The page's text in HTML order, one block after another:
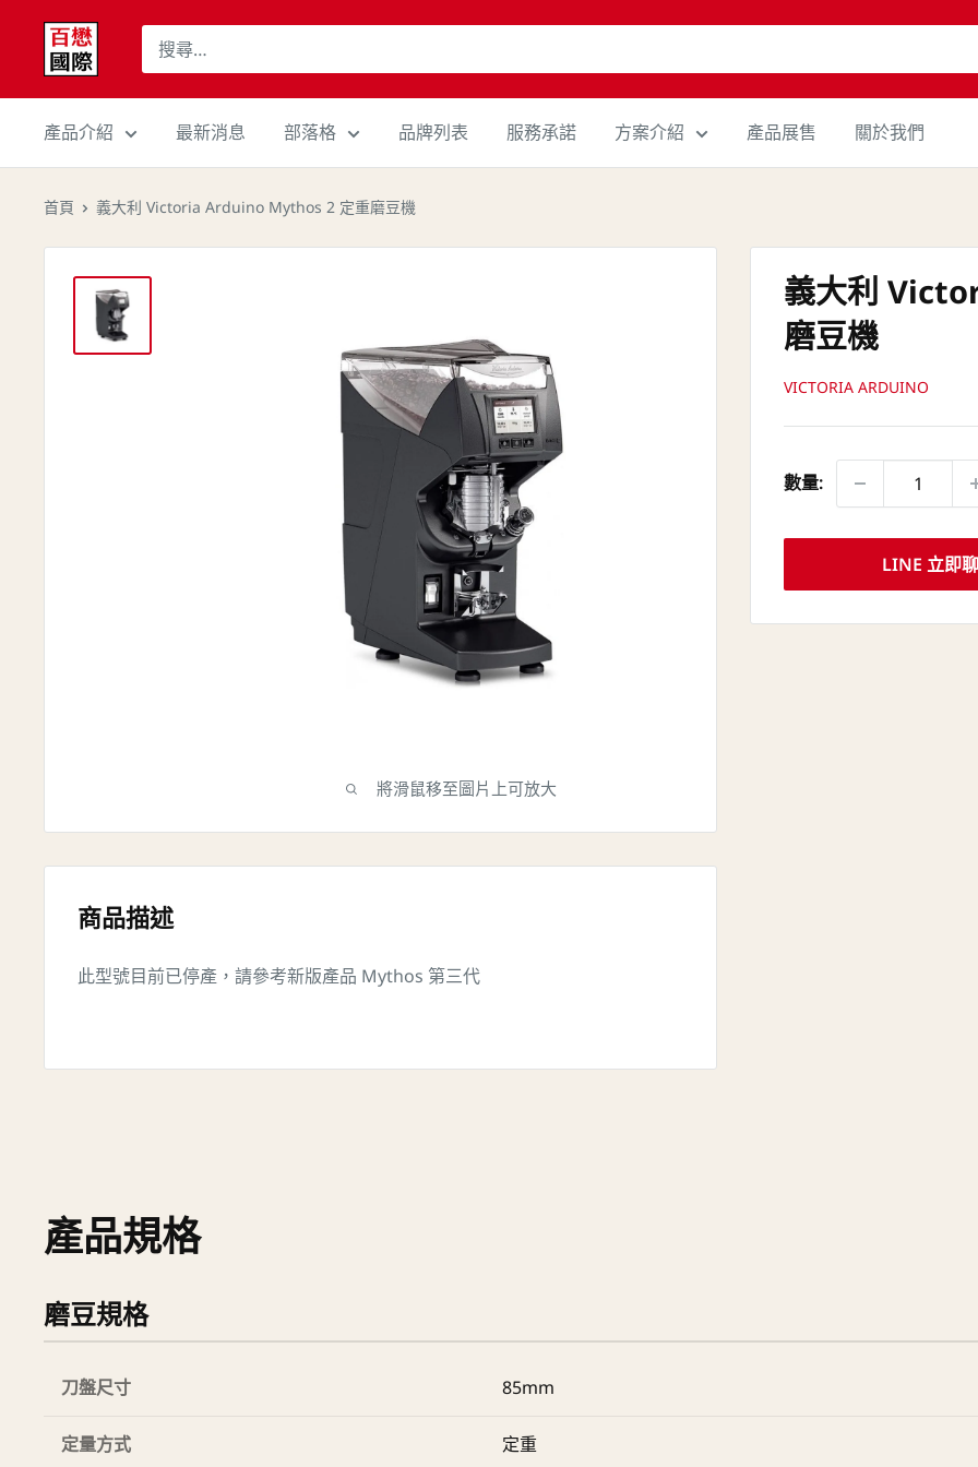
百
懋
國
際
股
份
Cojaft
產品介紹 最新消息 部落格 品牌列表 服務承諾 方案介紹 產品展售 關於我們
首頁 義大利 Victoria Arduino Mythos 2 定重磨豆機
將滑鼠移至圖片上可放大
義大利
磨豆機
VICTORIA ARDUINO
數量:
LINE 立即聊
商品描述
此型號目前已停產，請參考新版產品 Mythos 第三代
產品規格
磨豆規格
刀盤尺寸 85mm
定量方式 定重